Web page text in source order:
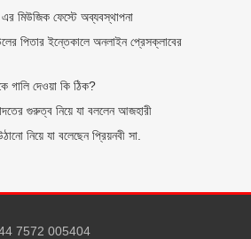
এর মিউজিক ফেস্টে অব্যবস্থাপনা
পিতার ইন্তেকালে অনলাইন প্রেসক্লাবের
গালি দেওয়া কি ঠিক?
গুরুত্ব নিয়ে যা বললেন আজহারী
নিয়ে যা বলেছেন প্রিয়নবী সা.
7572 005404